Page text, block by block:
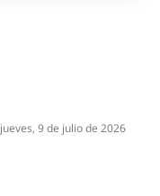
jueves, 9 de julio de 2026